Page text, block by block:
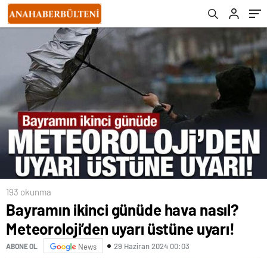
193 okunma
Bayramın ikinci günüde hava nasıl?
Meteoroloji’den uyarı üstüne uyarı!
ABONE OL News 29 Haziran 2024 00:03